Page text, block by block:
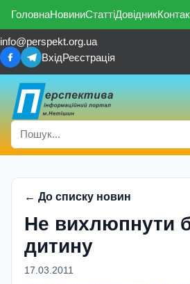
ГоловнаНовиниСтаттіДовідник
info@perspekt.org.ua
ВхідРеєстрація
← До списку новин
Не вихлюпнути
дитину
17.03.2011